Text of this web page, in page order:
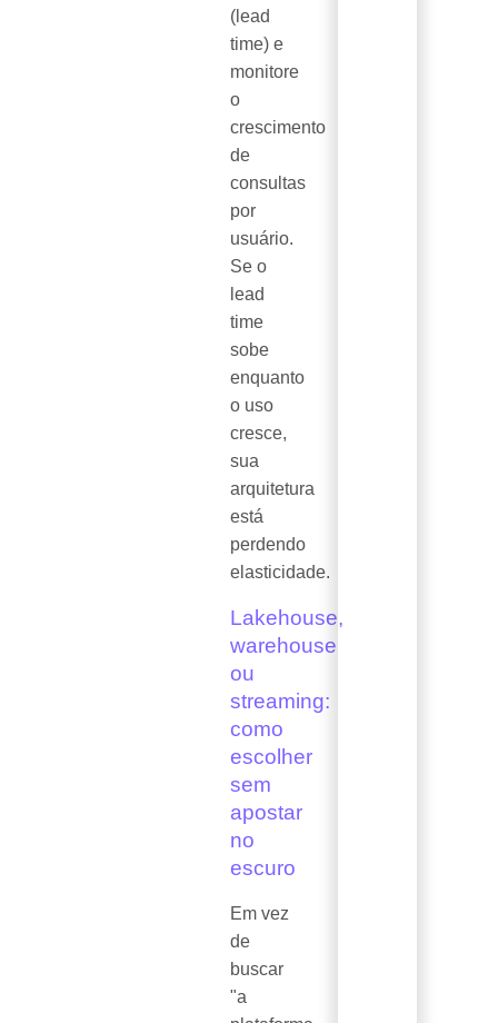
(lead
time) e
monitore
o
crescimento
de
consultas
por
usuário.
Se o
lead
time
sobe
enquanto
o uso
cresce,
sua
arquitetura
está
perdendo
elasticidade.
Lakehouse,
warehouse
ou
streaming:
como
escolher
sem
apostar
no
escuro
Em vez
de
buscar
"a